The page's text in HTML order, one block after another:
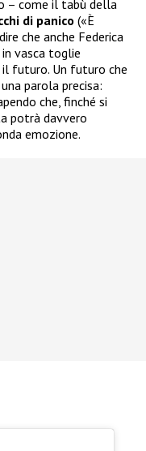
– come il tabù della
di panico («È
che anche Federica
vasca toglie
futuro. Un futuro che
parola precisa:
che, finché si
potrà davvero
emozione.